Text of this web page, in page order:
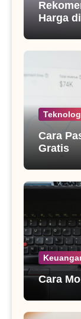
Harga
Cara
Gratis
Cara